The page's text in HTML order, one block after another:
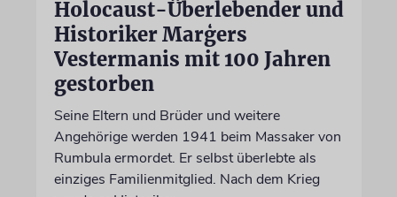
Holocaust-Überlebender und
Historiker Marģers
Vestermanis mit 100 Jahren
gestorben
Seine Eltern und Brüder und weitere
Angehörige werden 1941 beim Massaker von
Rumbula ermordet. Er selbst überlebte als
einziges Familienmitglied. Nach dem Krieg